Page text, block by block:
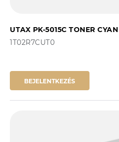
UTAX PK-5015C TONER CYAN
1T02R7CUT0
BEJELENTKEZÉS